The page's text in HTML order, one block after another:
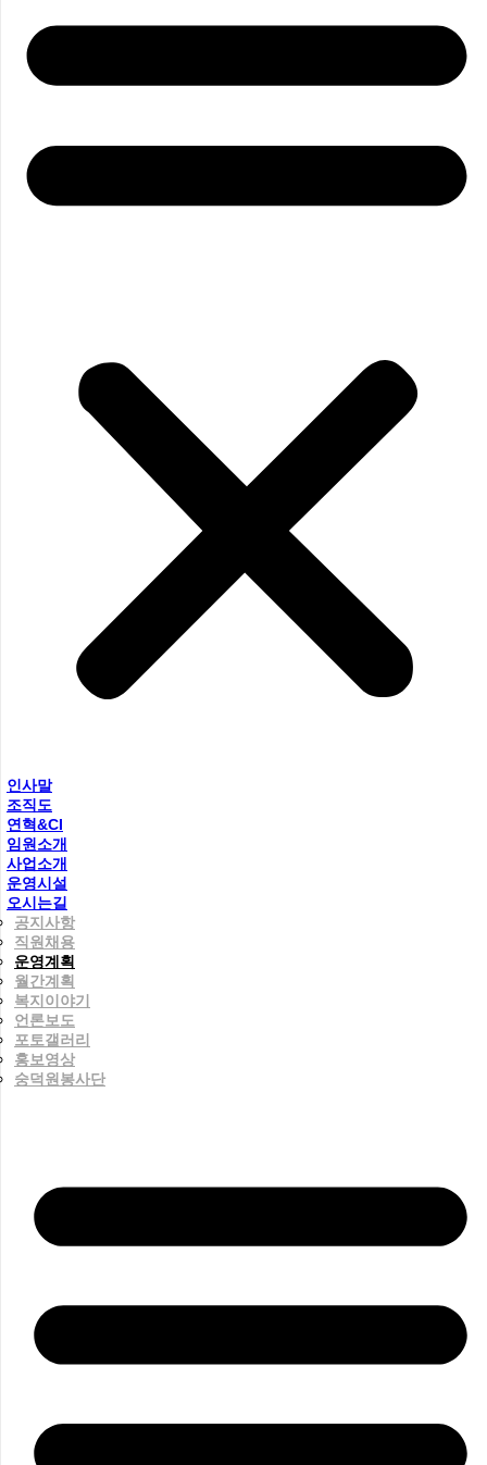
인사말
조직도
연혁&CI
임원소개
사업소개
운영시설
오시는길
공지사항
직원채용
운영계획
월간계획
복지이야기
언론보도
포토갤러리
홍보영상
숭덕원봉사단